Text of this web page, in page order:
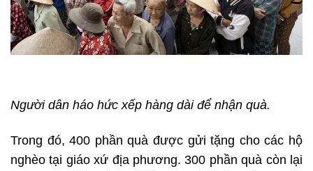
Người dân háo hức xếp hàng dài để nhận quà.
Trong đó, 400 phần quà được gửi tặng cho các hộ
nghèo tại giáo xứ địa phương. 300 phần quà còn lại